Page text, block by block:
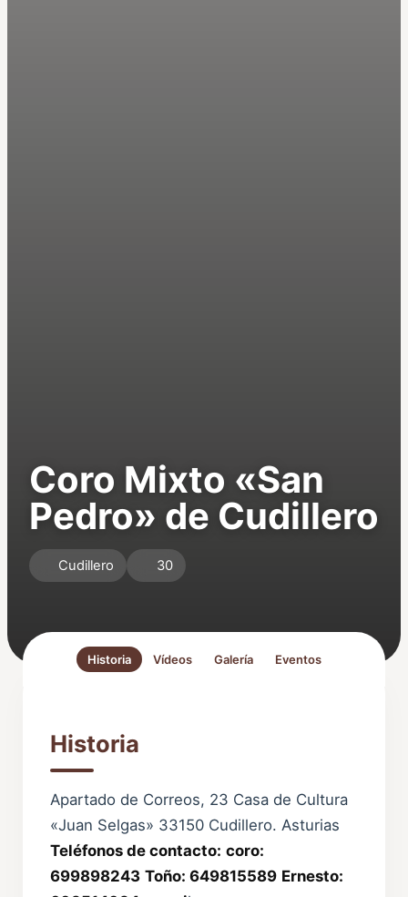
Coro Mixto «San
Pedro» de Cudillero
Cudillero 30
Historia Vídeos Galería Eventos
Historia
Apartado de Correos, 23 Casa de Cultura
«Juan Selgas» 33150 Cudillero. Asturias
Teléfonos de contacto: coro:
699898243 Toño: 649815589 Ernesto: